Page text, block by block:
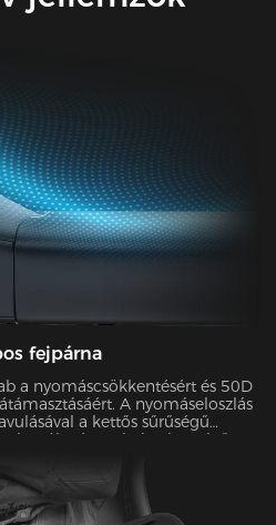
fejpárna
a nyomáscsökkentésért és 50D
A nyomáseloszlás
a kettős sűrűségű
a súlyt és oszlatja el a csípőre